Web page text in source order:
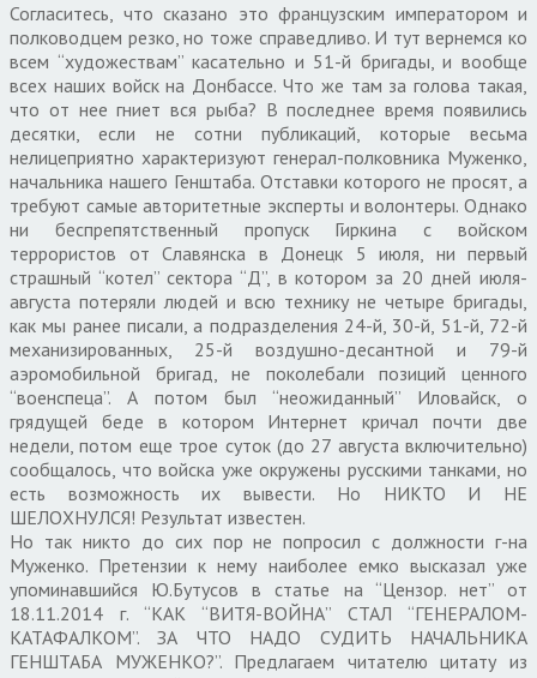
Согласитесь, что сказано это французским императором и
полководцем резко, но тоже справедливо. И тут вернемся ко
всем “художествам” касательно и 51-й бригады, и вообще
всех наших войск на Донбассе. Что же там за голова такая,
что от нее гниет вся рыба? В последнее время появились
десятки, если не сотни публикаций, которые весьма
нелицеприятно характеризуют генерал-полковника Муженко,
начальника нашего Генштаба. Отставки которого не просят, а
требуют самые авторитетные эксперты и волонтеры. Однако
ни беспрепятственный пропуск Гиркина с войском
террористов от Славянска в Донецк 5 июля, ни первый
страшный “котел” сектора “Д”, в котором за 20 дней июля-
августа потеряли людей и всю технику не четыре бригады,
как мы ранее писали, а подразделения 24-й, 30-й, 51-й, 72-й
механизированных, 25-й воздушно-десантной и 79-й
аэромобильной бригад, не поколебали позиций ценного
“военспеца”. А потом был “неожиданный” Иловайск, о
грядущей беде в котором Интернет кричал почти две
недели, потом еще трое суток (до 27 августа включительно)
сообщалось, что войска уже окружены русскими танками, но
есть возможность их вывести. Но НИКТО И НЕ
ШЕЛОХНУЛСЯ! Результат известен.
Но так никто до сих пор не попросил с должности г-на
Муженко. Претензии к нему наиболее емко высказал уже
упоминавшийся Ю.Бутусов в статье на “Цензор. нет” от
18.11.2014 г. “КАК “ВИТЯ-ВОЙНА” СТАЛ “ГЕНЕРАЛОМ-
КАТАФАЛКОМ”. ЗА ЧТО НАДО СУДИТЬ НАЧАЛЬНИКА
ГЕНШТАБА МУЖЕНКО?”. Предлагаем читателю цитату из